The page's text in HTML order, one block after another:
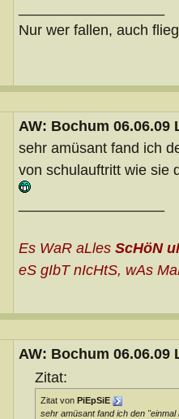
Nur wer fallen, auch
AW: Bochum 06.06.09
sehr amüsant fand ich
von schulauftritt wie sie
Es WaR aLles ScHöN
eS gIbT nIcHtS, wAs
AW: Bochum 06.06.09
Zitat:
Zitat von PiEpSiE
sehr amüsant fand ich den